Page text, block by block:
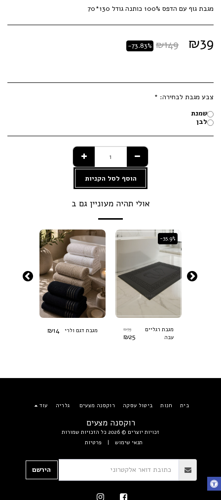
מגבת גוף עם הדפס 100% כותנה גודל 130*70
₪39
₪149
-73.83%
צבע מגבת לבחירה: *
שמנת
לבן
הוסף לסל הקניות
אולי תהיה מעוניין גם ב
-35.9%
מגבת רגליים
עבה
₪39
₪25
מגבת דגם ולרי ₪14
רוקסנה מצעים
זכויות יוצרים © 2026 כל הזכויות שמורות
תנאי שימוש | פרטיות
בית חנות ביטול עסקה רוקסנה מצעים גלריה עוד
הירשם